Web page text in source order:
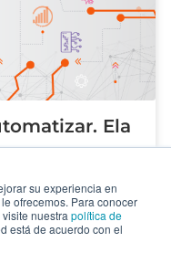
su experiencia en
ofrecemos. Para conocer
nuestra política de
está de acuerdo con el
Ela
Marketing, Vendas
de automatizar...